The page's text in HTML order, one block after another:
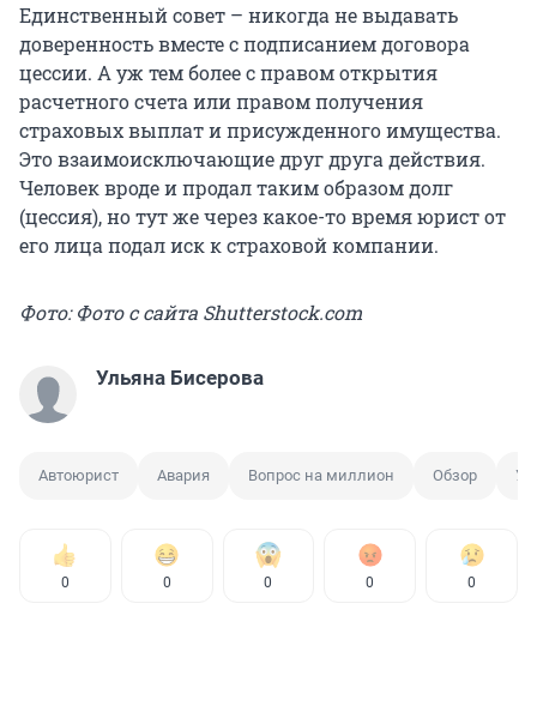
Единственный совет – никогда не выдавать
доверенность вместе с подписанием договора
цессии. А уж тем более с правом открытия
расчетного счета или правом получения
страховых выплат и присужденного имущества.
Это взаимоисключающие друг друга действия.
Человек вроде и продал таким образом долг
(цессия), но тут же через какое-то время юрист от
его лица подал иск к страховой компании.
Фото: Фото с сайта Shutterstock.com
Ульяна Бисерова
Автоюрист Авария Вопрос на миллион Обзор
0 0 0 0 0